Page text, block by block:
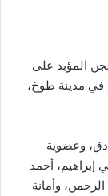
المؤبد على
مدينة طوخ،
وعضوية
أحمد
وأمانة